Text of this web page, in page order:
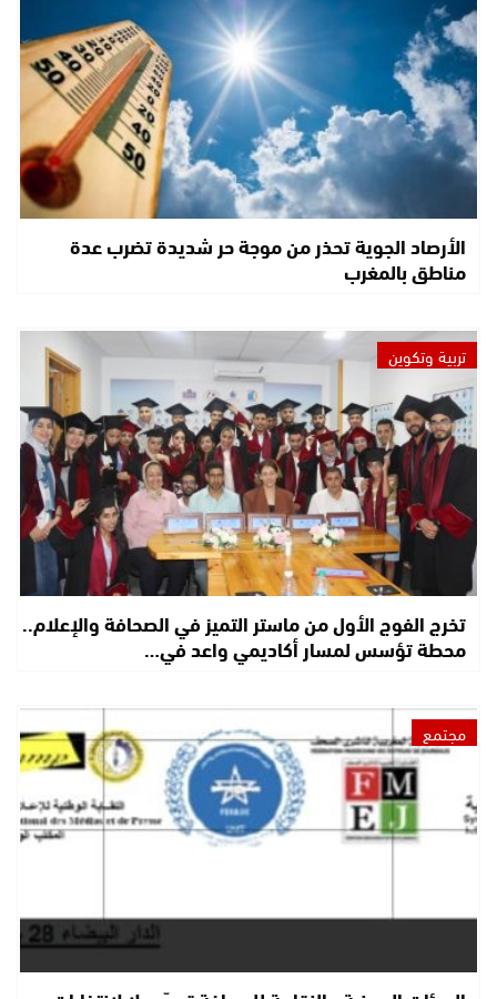
الأرصاد الجوية تحذر من موجة حر شديدة تضرب عدة
مناطق بالمغرب
تربية وتكوين
تخرج الفوج الأول من ماستر التميز في الصحافة والإعلام..
محطة تؤسس لمسار أكاديمي واعد في…
مجتمع